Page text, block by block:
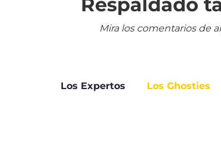
Mira los comentarios de
Los Expertos Los Ghosties